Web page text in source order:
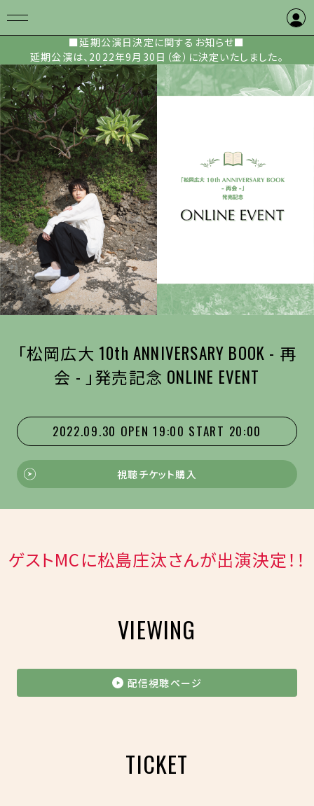
TOP
VIEWING
TICKET
INFORMATION
ARTIST
会員登録
■延期公演日決定に関するお知らせ■
延期公演は、2022年9月30日（金）に決定いたしました。
「松岡広大 10th ANNIVERSARY BOOK - 再
会 - 」発売記念 ONLINE EVENT
2022.09.30 OPEN 19:00 START 20:00
視聴チケット購入
ゲストMCに松島庄汰さんが出演決定！！
VIEWING
配信視聴ページ
TICKET